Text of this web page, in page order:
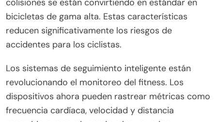
los cascos inteligentes ahora incluyen
conectividad Bluetooth para comunicación manos
libres y control de música.
ganando terreno. Tecnologías como sistemas de
frenos automáticos y sensores de detección de
colisiones se están convirtiendo en estándar en
bicicletas de gama alta. Estas características